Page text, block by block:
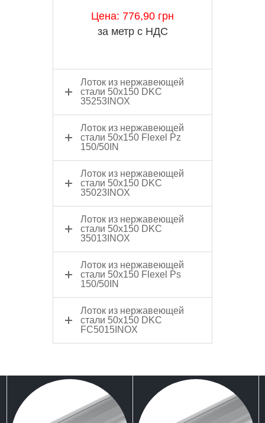
Цена: 776,90 грн
за метр с НДС
Лоток из нержавеющей
стали 50x150 DKC
35253INOX
Лоток из нержавеющей
стали 50x150 Flexel Pz
150/50IN
Лоток из нержавеющей
стали 50x150 DKC
35023INOX
Лоток из нержавеющей
стали 50x150 DKC
35013INOX
Лоток из нержавеющей
стали 50x150 Flexel Ps
150/50IN
Лоток из нержавеющей
стали 50x150 DKC
FC5015INOX